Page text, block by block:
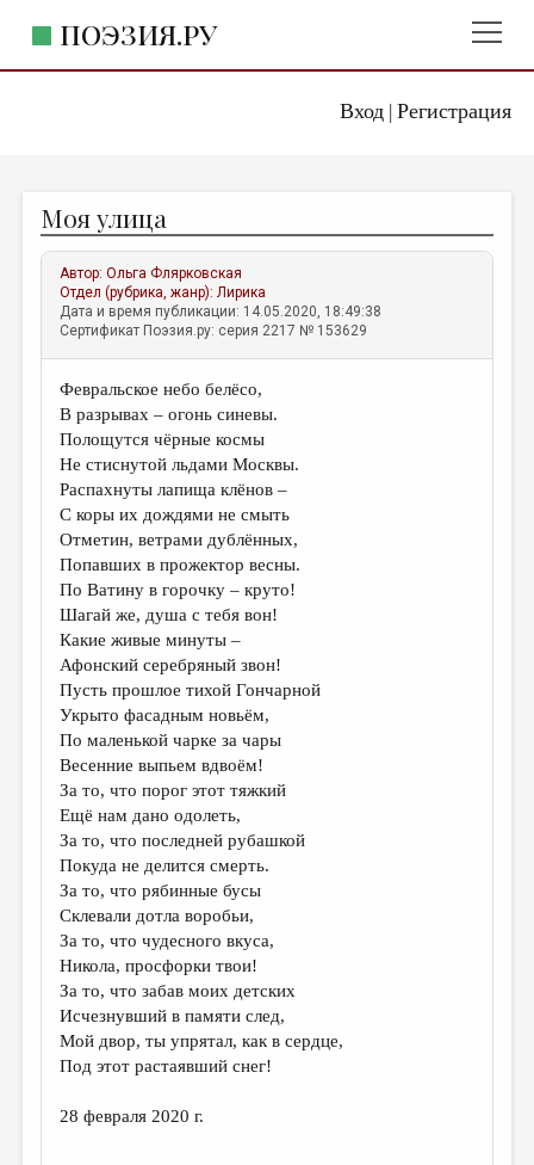
Вход| Регистрация
ПОЭЗИЯ.РУ
ЖАНРЫ
АВТОРЫ
КОММЕНТАРИИ
ЛИТСАЛОН
НОВОСТИ
ПРАВИЛА САЙТА
ОТДЕЛЫ И РУБРИКИ
ИЗБРАННОЕ
ДАЙДЖЕСТ
ПРОИЗВЕДЕНИЯ
ПЕРЕВОДЫ
КОНКУРСЫ
ДЕТСКАЯ КОМНАТА
КНИЖНАЯ ПОЛКА
ОБЗОР ЛИТЕРАТУРЫ
СТРАНИЦЫ ПАМЯТИ
ОБЪЯВЛЕНИЯ
КОЛОНКА РЕДАКТОРА
РЕДКОЛЛЕГИЯ
ОТ РЕДАКЦИИ
МАЛАЯ ПРОЗА
ЭССЕИСТИКА
Моя улица
Автор:Ольга Флярковская
Отдел (рубрика, жанр):Лирика
Дата и время публикации: 14.05.2020, 18:49:38
Сертификат Поэзия.ру: серия 2217 № 153629
Февральское небо белёсо,
В разрывах – огонь синевы.
Полощутся чёрные космы
Не стиснутой льдами Москвы.
Распахнуты лапища клёнов –
С коры их дождями не смыть
Отметин, ветрами дублённых,
Попавших в прожектор весны.
По Ватину в горочку – круто!
Шагай же, душа с тебя вон!
Какие живые минуты –
Афонский серебряный звон!
Пусть прошлое тихой Гончарной
Укрыто фасадным новьём,
По маленькой чарке за чары
Весенние выпьем вдвоём!
За то, что порог этот тяжкий
Ещё нам дано одолеть,
За то, что последней рубашкой
Покуда не делится смерть.
За то, что рябинные бусы
Склевали дотла воробьи,
За то, что чудесного вкуса,
Никола, просфорки твои!
За то, что забав моих детских
Исчезнувший в памяти след,
Мой двор, ты упрятал, как в сердце,
Под этот растаявший снег!
28 февраля 2020 г.